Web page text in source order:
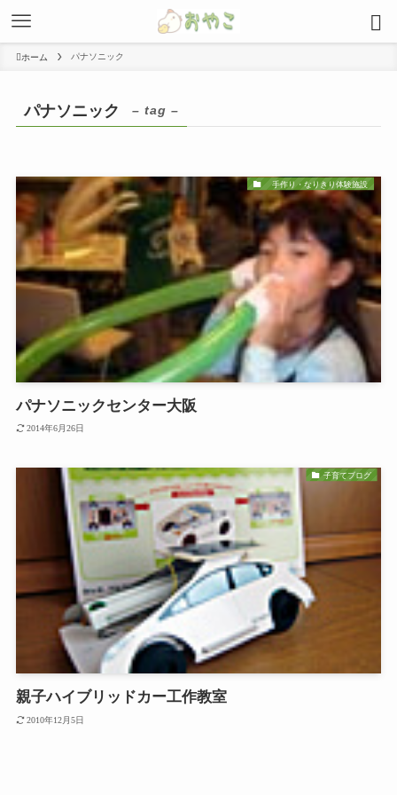
ホーム パナソニック
パナソニック – tag –
手作り・なりきり体験施設
パナソニックセンター大阪
2014年6月26日
子育てブログ
親子ハイブリッドカー工作教室
2010年12月5日